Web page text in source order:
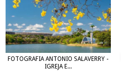
FOTOGRAFIA ANTONIO SALAVERRY -
IGREJA E...